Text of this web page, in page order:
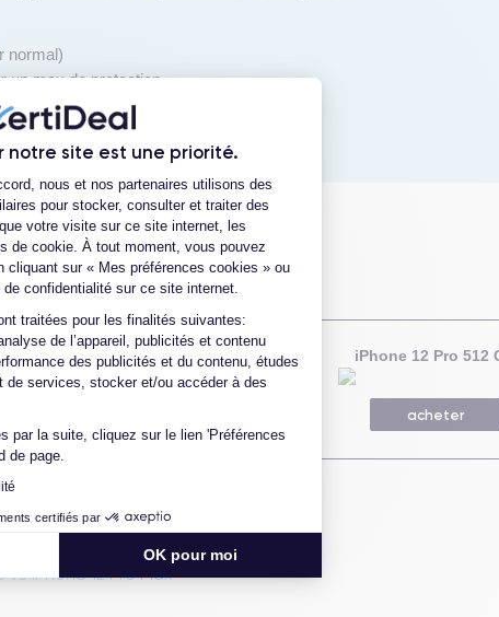
notre site est une priorité.
du Consentement :
nous et nos partenaires utilisons des
pour stocker, consulter et traiter des
votre visite sur ce site internet, les
de cookie. À tout moment, vous pouvez
cliquant sur « Mes préférences cookies » ou
confidentialité sur ce site internet.
traitées pour les finalités suivantes:
de l’appareil, publicités et contenu
des publicités et du contenu, études
de services, stocker et/ou accéder à des
par la suite, cliquez sur le lien 'Préférences
de page.
certifiés par
OK pour moi
consent
normal)
un max de protection
12 Pro
12 Pro 256 GB iPhone 12 Pro 512
acheter
vs iPhone 12 Pro Max